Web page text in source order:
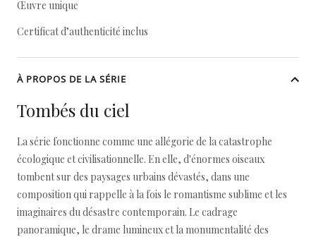
Œuvre unique
Certificat d’authenticité inclus
À PROPOS DE LA SÉRIE
Tombés du ciel
La série fonctionne comme une allégorie de la catastrophe
écologique et civilisationnelle. En elle, d'énormes oiseaux
tombent sur des paysages urbains dévastés, dans une
composition qui rappelle à la fois le romantisme sublime et les
imaginaires du désastre contemporain. Le cadrage
panoramique, le drame lumineux et la monumentalité des